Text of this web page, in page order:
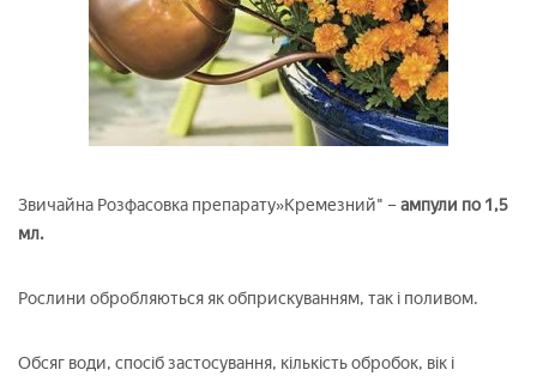
Звичайна Розфасовка препарату»Кремезний" –ампули по 1,5
мл.
Рослини обробляються як обприскуванням, так і поливом.
Обсяг води, спосіб застосування, кількість обробок, вік і